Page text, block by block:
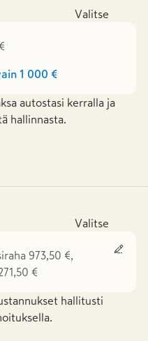
Valitse
1 000 €
autostasi kerralla ja
hallinnasta.
Valitse
973,50 €,
€
hallitusti